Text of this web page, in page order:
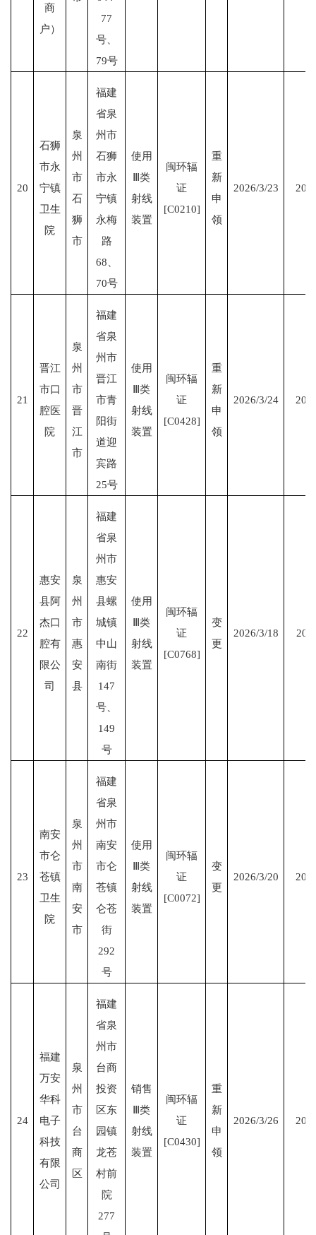
商
户）
77
号、
79号
20
石狮
市永
宁镇
卫生
院
泉
州
市
石
狮
市
福建
省泉
州市
石狮
市永
宁镇
永梅
路
68、
70号
使用
Ⅲ类
射线
装置
闽环辐
证
[C0210]
重
新
申
领
2026/3/23
21
晋江
市口
腔医
院
泉
州
市
晋
江
市
福建
省泉
州市
晋江
市青
阳街
道迎
宾路
25号
使用
Ⅲ类
射线
装置
闽环辐
证
[C0428]
重
新
申
领
2026/3/24
22
惠安
县阿
杰口
腔有
限公
司
泉
州
市
惠
安
县
福建
省泉
州市
惠安
县螺
城镇
中山
南街
147
号、
149
号
使用
Ⅲ类
射线
装置
闽环辐
证
[C0768]
变
更
2026/3/18
23
南安
市仑
苍镇
卫生
院
泉
州
市
南
安
市
福建
省泉
州市
南安
市仑
苍镇
仑苍
街
292
号
使用
Ⅲ类
射线
装置
闽环辐
证
[C0072]
变
更
2026/3/20
24
福建
万安
华科
电子
科技
有限
公司
泉
州
市
台
商
区
福建
省泉
州市
台商
投资
区东
园镇
龙苍
村前
院
277
销售
Ⅲ类
射线
装置
闽环辐
证
[C0430]
重
新
申
领
2026/3/26